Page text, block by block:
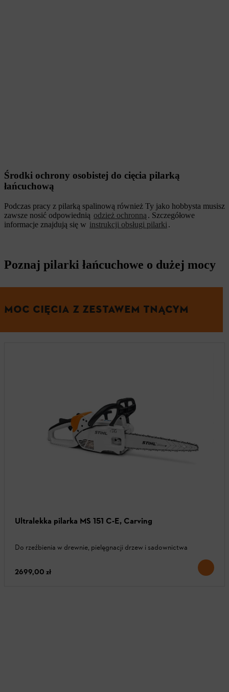
Środki ochrony osobistej do cięcia pilarką
łańcuchową
Podczas pracy z pilarką spalinową również Ty jako hobbysta musisz
zawsze nosić odpowiednią odzież ochronną . Szczegółowe
informacje znajdują się w instrukcji obsługi pilarki .
Poznaj pilarki łańcuchowe o dużej mocy
MOC CIĘCIA Z ZESTAWEM TNĄCYM
Ultralekka pilarka MS 151 C-E, Carving
Do rzeźbienia w drewnie, pielęgnacji drzew i sadownictwa
2699,00 zł